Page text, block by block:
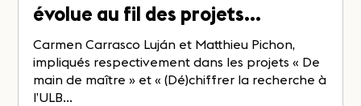
évolue au fil des projets…
Carmen Carrasco Luján et Matthieu Pichon,
impliqués respectivement dans les projets « De
main de maître » et « (Dé)chiffrer la recherche à
l’ULB...